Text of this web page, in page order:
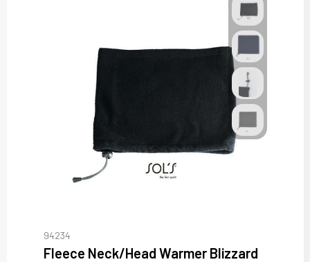
94234
Fleece Neck/Head Warmer Blizzard